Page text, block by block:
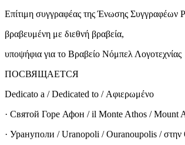
Επίτιμη συγγραφέας της Ένωσης Συγγραφέων
βραβευμένη με διεθνή βραβεία,
υποψήφια για το Βραβείο Νόμπελ Λογοτεχνίας
ПОСВЯЩАЕТСЯ
Dedicato a / Dedicated to / Αφιερωμένο
· Святой Горе Афон / il Monte Athos / Mount
· Урануполи / Uranopoli / Ouranoupolis /